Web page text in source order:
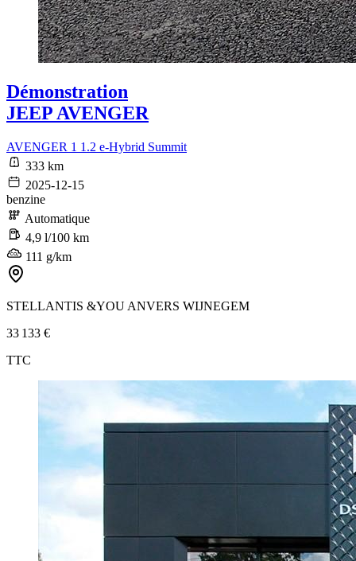
Démonstration
JEEP AVENGER
AVENGER 1 1.2 e-Hybrid Summit
333 km
2025-12-15
benzine
Automatique
4,9 l/100 km
111 g/km
STELLANTIS &YOU ANVERS WIJNEGEM
33 133 €
TTC